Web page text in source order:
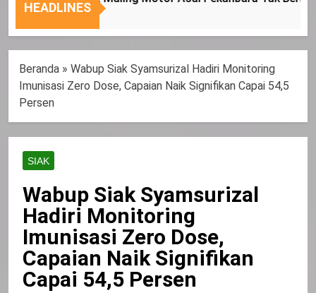
Nasional
Tepat
HEADLINES
Beranda » Wabup Siak Syamsurizal Hadiri Monitoring
Imunisasi Zero Dose, Capaian Naik Signifikan Capai 54,5
Persen
SIAK
Wabup Siak Syamsurizal
Hadiri Monitoring
Imunisasi Zero Dose,
Capaian Naik Signifikan
Capai 54,5 Persen